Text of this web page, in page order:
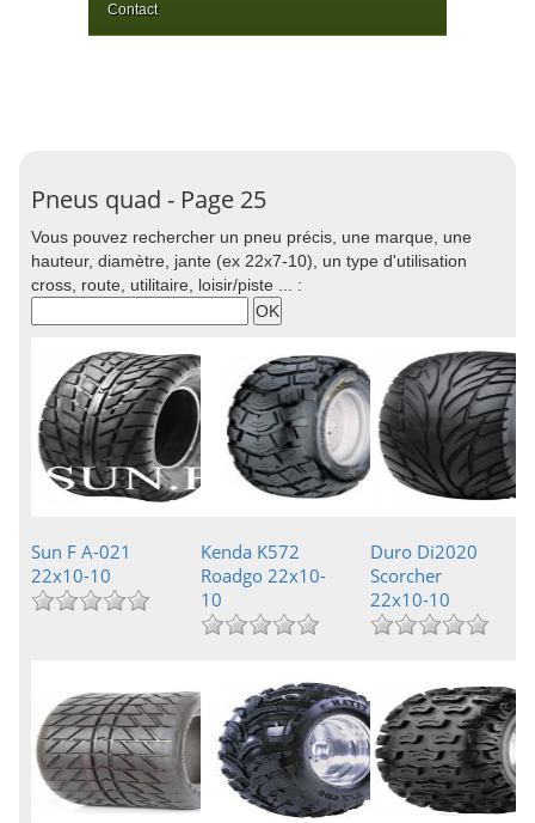
Contact
Pneus quad - Page 25
Vous pouvez rechercher un pneu précis, une marque, une
hauteur, diamètre, jante (ex 22x7-10), un type d'utilisation
cross, route, utilitaire, loisir/piste ... :
Sun F A-021
22x10-10
Kenda K572
Roadgo 22x10-
10
Duro Di2020
Scorcher
22x10-10